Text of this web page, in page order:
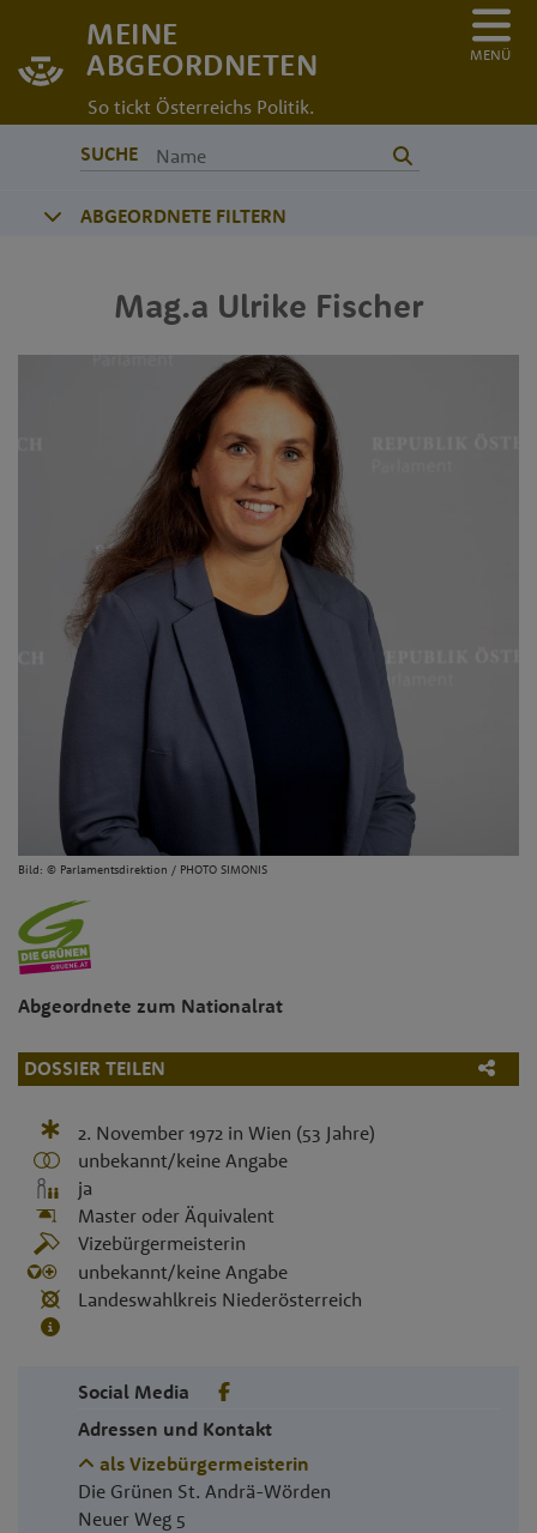
MEINE
ABGEORDNETEN
So tickt Österreichs Politik.
MENÜ
SUCHE
ABGEORDNETE FILTERN
Mag.a Ulrike Fischer
Bild: © Parlamentsdirektion / PHOTO SIMONIS
Abgeordnete zum Nationalrat
DOSSIER TEILEN
2. November 1972in Wien (53 Jahre)
unbekannt/keine Angabe
ja
Master oder Äquivalent
Vizebürgermeisterin
unbekannt/keine Angabe
Landeswahlkreis Niederösterreich
Social Media
Adressen und Kontakt
als Vizebürgermeisterin
Die Grünen St. Andrä-Wörden
Neuer Weg 5